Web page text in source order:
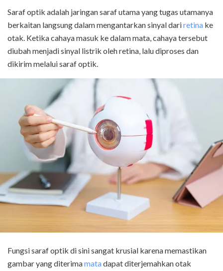
Saraf optik adalah jaringan saraf utama yang tugas utamanya
berkaitan langsung dalam mengantarkan sinyal dariretina ke
otak. Ketika cahaya masuk ke dalam mata, cahaya tersebut
diubah menjadi sinyal listrik oleh retina, lalu diproses dan
dikirim melalui saraf optik.
Fungsi saraf optik di sini sangat krusial karena memastikan
gambar yang diterimamatadapat diterjemahkan otak